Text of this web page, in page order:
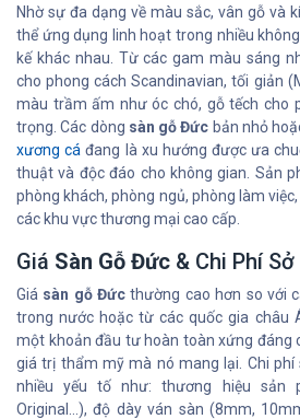
Nhờ sự đa dạng về màu sắc, vân gỗ và
thể ứng dụng linh hoạt trong nhiều
kế khác nhau. Từ các gam màu sáng
cho phong cách Scandinavian, tối giản
màu trầm ấm như óc chó, gỗ tếch cho
trọng. Các dòng sàn gỗ Đức bản nhỏ
xương cá đang là xu hướng được ưa
thuật và độc đáo cho không gian. Sản
phòng khách, phòng ngủ, phòng làm
các khu vực thương mại cao cấp.
Giá Sàn Gỗ Đức & Chi Phí
Giá sàn gỗ Đức thường cao hơn so với
trong nước hoặc từ các quốc gia châu
một khoản đầu tư hoàn toàn xứng đáng
giá trị thẩm mỹ mà nó mang lại. Chi phí
nhiều yếu tố như: thương hiệu sản
Original...), độ dày ván sàn (8mm,